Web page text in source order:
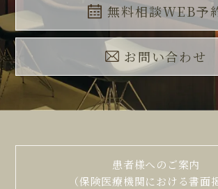
無料相談WEB予
お問い合わせ
患者様へのご案内
（保険医療機関における書面